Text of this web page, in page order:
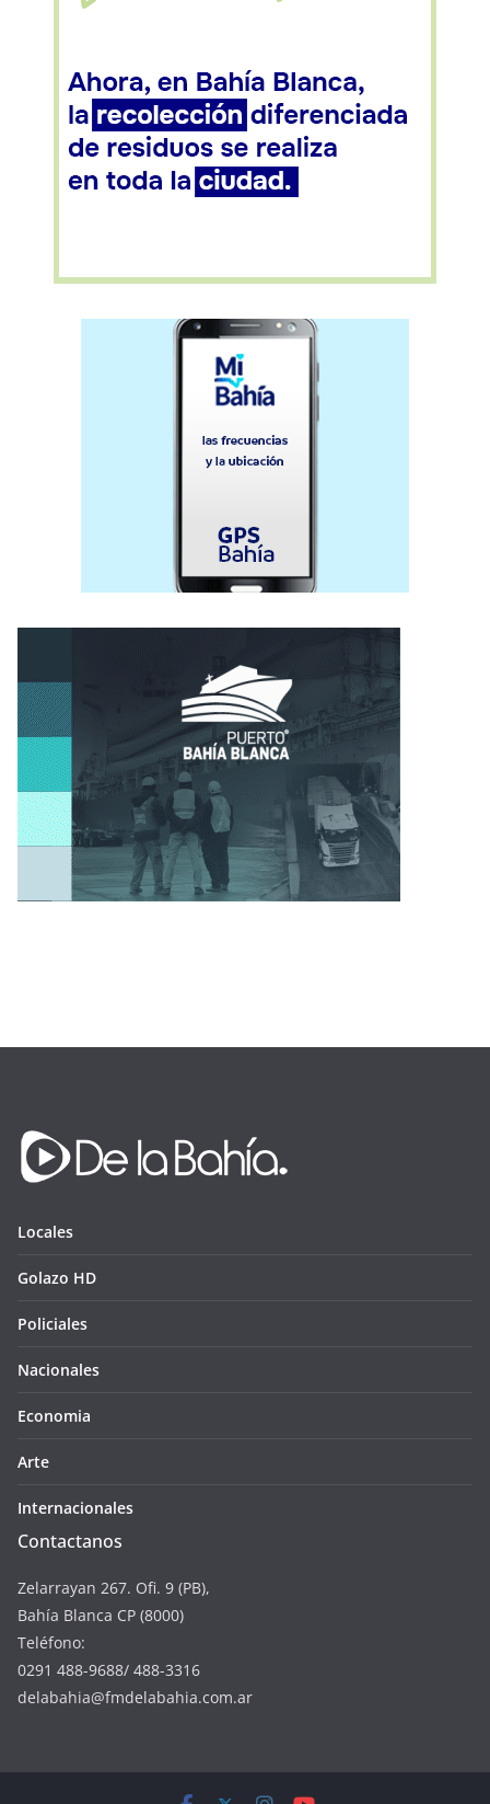
Locales
Golazo HD
Policiales
Nacionales
Economia
Arte
Internacionales
Contactanos
Zelarrayan 267. Ofi. 9 (PB),
Bahía Blanca CP (8000)
Teléfono:
0291 488-9688/ 488-3316
delabahia@fmdelabahia.com.ar